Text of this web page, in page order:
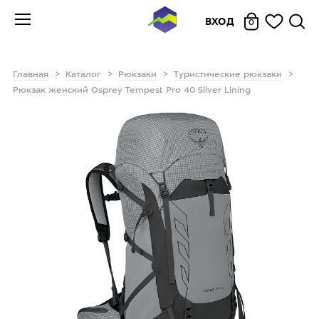
ВХОД 0
Главная Каталог Рюкзаки
Туристические рюкзаки
Рюкзак женский Osprey Tempest Pro 40 Silver Lining